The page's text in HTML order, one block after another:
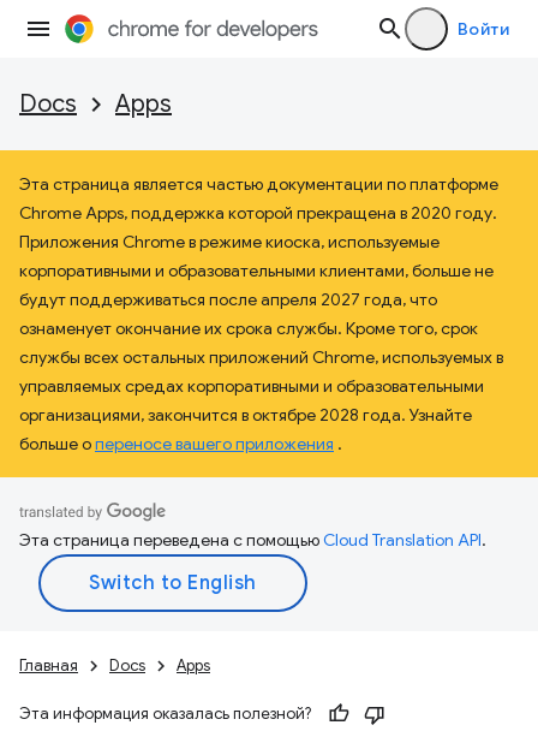
Войти
Docs Apps
Эта страница является частью документации по платформе
Chrome Apps, поддержка которой прекращена в 2020 году.
Приложения Chrome в режиме киоска, используемые
корпоративными и образовательными клиентами, больше не
будут поддерживаться после апреля 2027 года, что
ознаменует окончание их срока службы. Кроме того, срок
службы всех остальных приложений Chrome, используемых в
управляемых средах корпоративными и образовательными
организациями, закончится в октябре 2028 года. Узнайте
больше опереносе вашего приложения .
Эта страница переведена с помощьюCloud Translation API.
Главная Docs Apps
Эта информация оказалась полезной?